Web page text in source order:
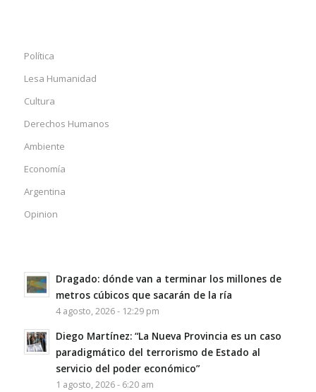
Política
Lesa Humanidad
Cultura
Derechos Humanos
Ambiente
Economía
Argentina
Opinion
Dragado: dónde van a terminar los millones de
metros cúbicos que sacarán de la ría
4 agosto, 2026 - 12:29 pm
Diego Martínez: “La Nueva Provincia es un caso
paradigmático del terrorismo de Estado al
servicio del poder económico”
1 agosto, 2026 - 6:20 am